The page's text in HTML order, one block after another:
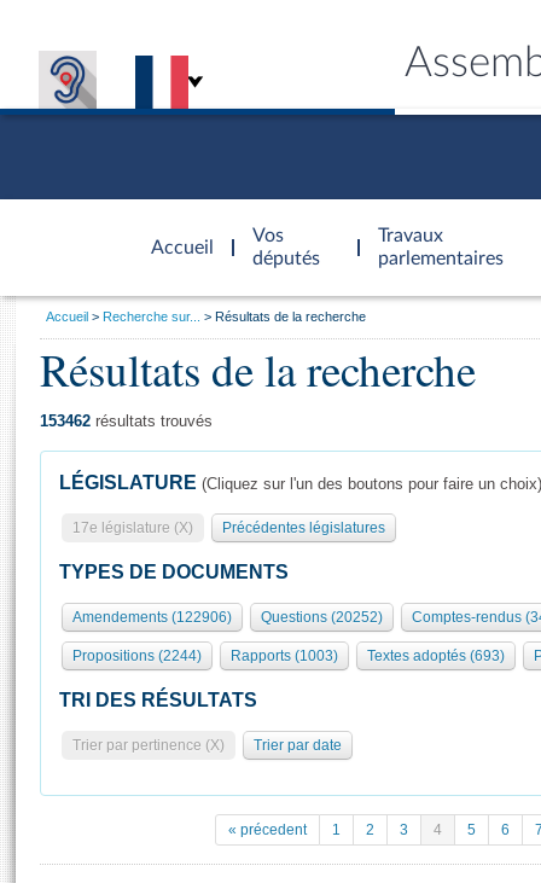
Accueil
d'accueil
Vos
députés
Travaux
parlementaires
Présidence
577 députés
Groupes politiques
Séance publique
Commissions et autres organes
Europe et International
Pétitions
Général
Rôle et pouvoirs de l'Assemblée
Organisation de l'Assemblée
Présidence Conférence des Présidents Bureau Collège des
Statistiques et chiffres clés
Documents de référence
( Constitution | Règlement de l'Assemblée ... )
Visiter l'Assemblée
Visite virtuelle du palais Bourbon
Assister à une séance
Vous
Accueil Recherche sur... Résultats de la recherche
Résultats de la recherche
153462 résultats trouvés
LÉGISLATURE (Cliquez sur l'un des boutons pour faire un choix)
17e législature (X) Précédentes législatures
TYPES DE DOCUMENTS
Amendements (122906) Questions (20252) Comptes-rendus
Propositions (2244) Rapports (1003) Textes adoptés (693)
TRI DES RÉSULTATS
Trier par pertinence (X) Trier par date
« précedent 1 2 3 4 5 6